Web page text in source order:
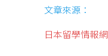
文章來源：
日本留學情報網